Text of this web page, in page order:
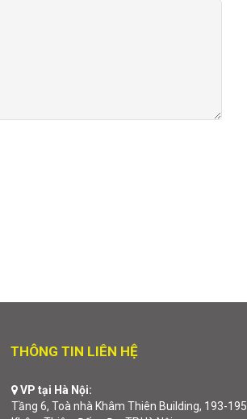
THÔNG TIN LIÊN HỆ
VP tại Hà Nội:
Tầng 6, Toà nhà Khâm Thiên Building, 193-195